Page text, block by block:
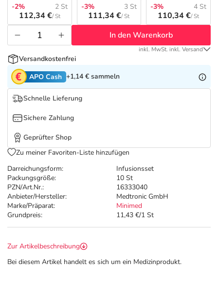
Tierapotheke
Vitamine & Mineralstoffe
Marken
Salus Deals
Darreichungsform:
Infusionsset
Packungsgröße:
10 St
PZN/Art.Nr.:
16333040
Anbieter/Hersteller:
Medtronic GmbH
Marke/Präparat:
Minimed
Grundpreis:
11,43 €/1 St
-2%
2 St
112,34 €/ St
-3% 3 St
111,34 €/ St
-3% 4 St
110,34 €/ St
In den Warenkorb
inkl. MwSt. inkl. Versand
Versandkostenfrei
APO Cash +1,14 € sammeln
Schnelle Lieferung
Sichere Zahlung
Geprüfter Shop
Zu meiner Favoriten-Liste hinzufügen
Zur Artikelbeschreibung
Bei diesem Artikel handelt es sich um ein Medizinprodukt.